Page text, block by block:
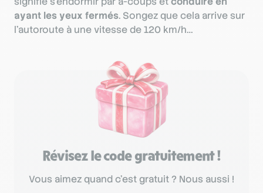
ayant les yeux fermés. Songez que cela arrive sur
l’autoroute à une vitesse de 120 km/h…
Révisez le code gratuitement !
Vous aimez quand c'est gratuit ? Nous aussi !